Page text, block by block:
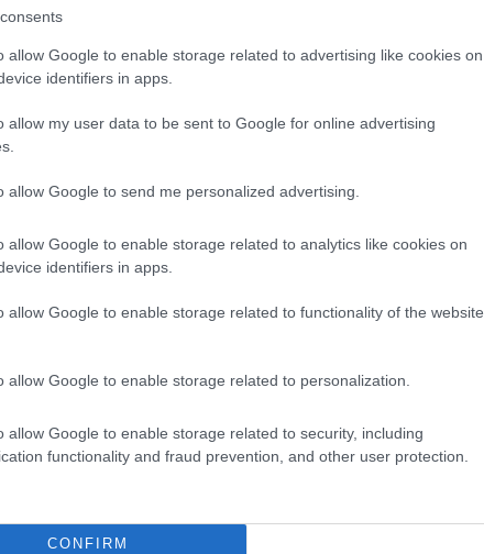
allow Google to enable storage related to advertising like cookies on
identifiers in apps.
allow my user data to be sent to Google for online advertising
allow Google to send me personalized advertising.
allow Google to enable storage related to analytics like cookies on
identifiers in apps.
allow Google to enable storage related to functionality of the website
allow Google to enable storage related to personalization.
allow Google to enable storage related to security, including
functionality and fraud prevention, and other user protection.
CONFIRM